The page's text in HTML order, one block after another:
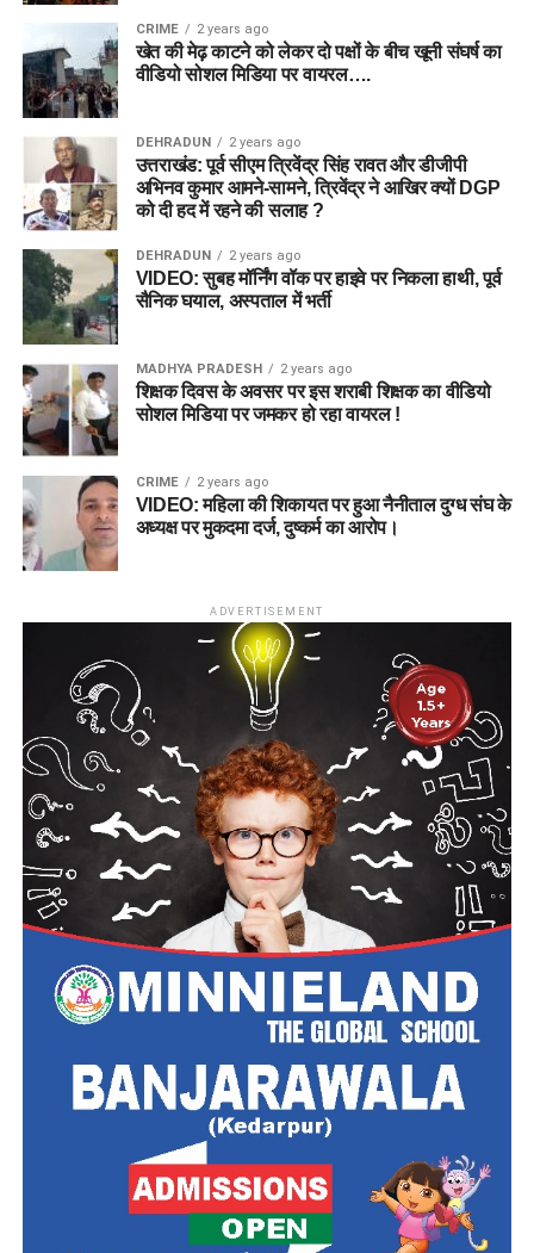
CRIME 2 years ago
खेत की मेढ़ काटने को लेकर दो पक्षों के बीच खूनी संघर्ष का
वीडियो सोशल मिडिया पर वायरल….
DEHRADUN 2 years ago
उत्तराखंड: पूर्व सीएम त्रिवेंद्र सिंह रावत और डीजीपी
अभिनव कुमार आमने-सामने, त्रिवेंद्र ने आखिर क्यों DGP
को दी हद में रहने की सलाह ?
DEHRADUN 2 years ago
VIDEO: सुबह मॉर्निंग वॉक पर हाइवे पर निकला हाथी, पूर्व
सैनिक घयाल, अस्पताल में भर्ती
MADHYA PRADESH 2 years ago
शिक्षक दिवस के अवसर पर इस शराबी शिक्षक का वीडियो
सोशल मिडिया पर जमकर हो रहा वायरल !
CRIME 2 years ago
VIDEO: महिला की शिकायत पर हुआ नैनीताल दुग्ध संघ के
अध्यक्ष पर मुकदमा दर्ज, दुष्कर्म का आरोप।
ADVERTISEMENT